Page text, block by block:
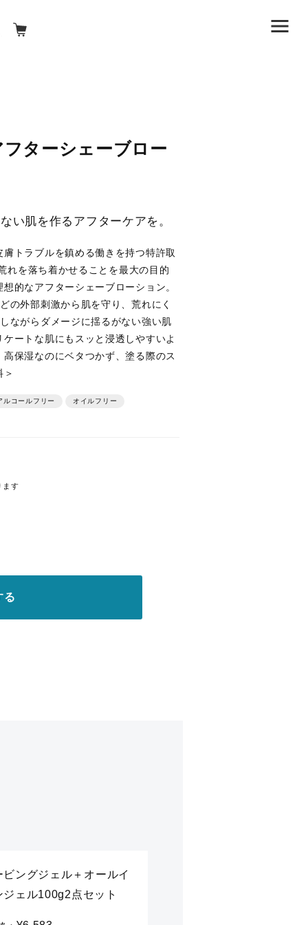
フターシェーブロー
い肌を作るアフターケアを。
トラブルを鎮める働きを持つ特許取
れを落ち着かせることを最大の目的
的なアフターシェーブローション。
の外部刺激から肌を守り、荒れにく
ながらダメージに揺るがない強い肌
ートな肌にもスッと浸透しやすいよ
保湿なのにベタつかず、塗る際のス
＞
コールフリー オイルフリー
ます
る
ビングジェル＋オールイ
ジェル100g2点セット